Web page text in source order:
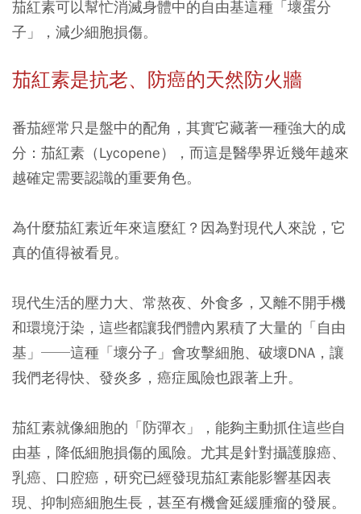
茄紅素可以幫忙消滅身體中的自由基這種「壞蛋分
子」，減少細胞損傷。
茄紅素是抗老、防癌的天然防火牆
番茄經常只是盤中的配角，其實它藏著一種強大的成
分：茄紅素（Lycopene），而這是醫學界近幾年越來
越確定需要認識的重要角色。
為什麼茄紅素近年來這麼紅？因為對現代人來說，它
真的值得被看見。
現代生活的壓力大、常熬夜、外食多，又離不開手機
和環境汙染，這些都讓我們體內累積了大量的「自由
基」──這種「壞分子」會攻擊細胞、破壞DNA，讓
我們老得快、發炎多，癌症風險也跟著上升。
茄紅素就像細胞的「防彈衣」，能夠主動抓住這些自
由基，降低細胞損傷的風險。尤其是針對攝護腺癌、
乳癌、口腔癌，研究已經發現茄紅素能影響基因表
現、抑制癌細胞生長，甚至有機會延緩腫瘤的發展。